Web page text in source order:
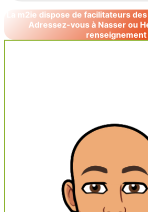
La m2ie dispose de facilitateurs
Adressez-vous à Nasser ou
renseignement